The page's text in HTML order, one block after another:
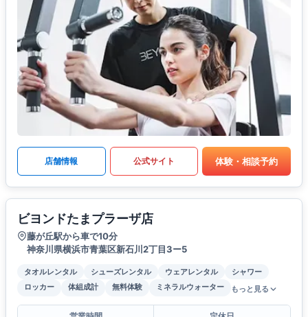
店舗情報 公式サイト 体験・相談予約
ビヨンドたまプラーザ店
藤が丘駅から車で10分
神奈川県横浜市青葉区新石川2丁目3ー5
タオルレンタル シューズレンタル ウェアレンタル
シャワー
ロッカー
体組成計 無料体験 ミネラルウォーター もっと見る